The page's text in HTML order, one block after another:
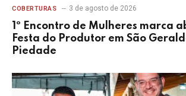
COBERTURAS 3 de agosto de 2026
1º Encontro de Mulheres marca
Festa do Produtor em São
Piedade